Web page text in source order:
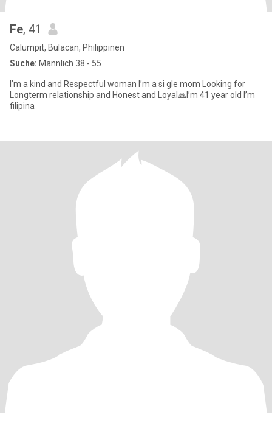
Fe, 41
Calumpit, Bulacan, Philippinen
Suche: Männlich 38 - 55
I’m a kind and Respectful woman I’m a si gle mom Looking for
Longterm relationship and Honest and Loyal🙏I’m 41 year old I’m
filipina